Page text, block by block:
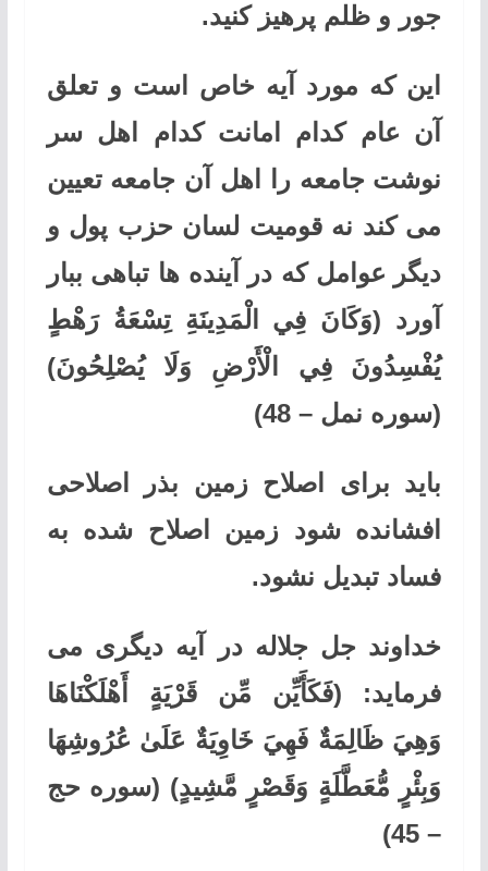
جور و ظلم پرهیز کنید.
این که مورد آیه خاص است و تعلق
آن عام کدام امانت کدام اهل سر
نوشت جامعه را اهل آن جامعه تعیین
می کند نه قومیت لسان حزب پول و
دیگر عوامل که در آینده ها تباهی ببار
آورد (وَكَانَ فِي الْمَدِينَةِ تِسْعَةُ رَهْطٍ
يُفْسِدُونَ فِي الْأَرْضِ وَلَا يُصْلِحُونَ)
(سوره نمل –
48)
باید برای اصلاح زمین بذر اصلاحی
افشانده شود زمین اصلاح شده به
فساد تبدیل نشود.
خداوند جل جلاله در آیه دیگری می
فرماید: (فَكَأَيِّن مِّن قَرْيَةٍ أَهْلَكْنَاهَا
وَهِيَ ظَالِمَةٌ فَهِيَ خَاوِيَةٌ عَلَىٰ عُرُوشِهَا
وَبِئْرٍ مُّعَطَّلَةٍ وَقَصْرٍ مَّشِيدٍ) (سوره حج
–
45)